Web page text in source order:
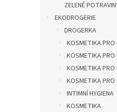
ZELENÉ
EKODROGERIE
DROGERKA
KOSMETIKA PRO
KOSMETIKA PRO
KOSMETIKA PRO
KOSMETIKA PRO
INTIMNÍ HYGIENA
KOSMETIKA